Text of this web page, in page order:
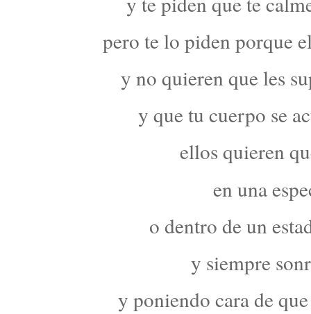
pero te lo piden porque
y no quieren que les
y que tu cuerpo se
ellos quieren
en una
o dentro de un
y siempre
y poniendo cara de